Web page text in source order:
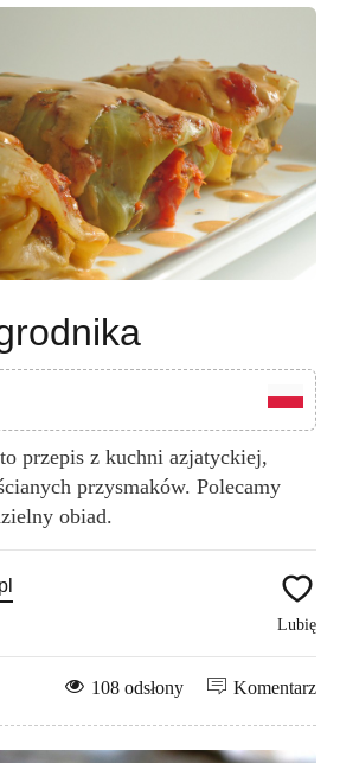
przepis z kuchni azjatyckiej,
przysmaków. Polecamy
obiad.
Lubię
Komentarz
108 odsłony